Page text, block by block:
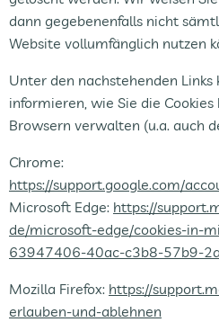
dann gegebenenfalls nicht
Website vollumfänglich nutzen
Unter den nachstehenden Links
informieren, wie Sie die
Browsern verwalten (u.a. auch
Chrome:
https://support.google.com/
Microsoft Edge: https://
de/microsoft-edge/cookies-in-
63947406-40ac-c3b8-57b9-
Mozilla Firefox: https://
erlauben-und-ablehnen